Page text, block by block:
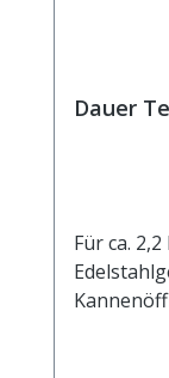
Dauer
Für ca.